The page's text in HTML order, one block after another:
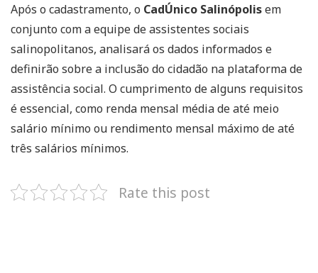
Após o cadastramento, o CadÚnico Salinópolisem
conjunto com a equipe de assistentes sociais
salinopolitanos, analisará os dados informados e
definirão sobre a inclusão do cidadão na plataforma de
assistência social. O cumprimento de alguns requisitos
é essencial, como renda mensal média de até meio
salário mínimo ou rendimento mensal máximo de até
três salários mínimos.
Rate this post